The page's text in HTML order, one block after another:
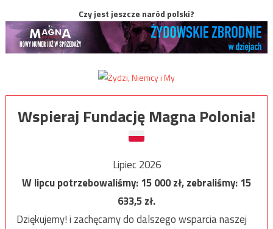
Czy jest jeszcze naród polski?
Wspieraj Fundację Magna Polonia!
Lipiec 2026
W lipcu potrzebowaliśmy:15 000zł, zebraliśmy:15
633,5zł.
Dziękujemy! i zachęcamy do dalszego wsparcia naszej